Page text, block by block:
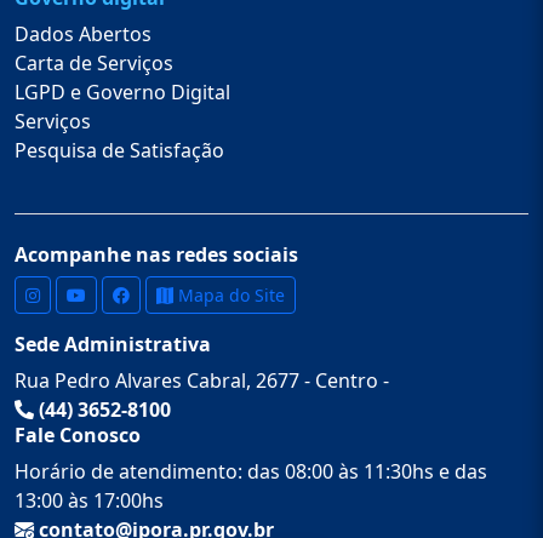
Dados Abertos
Carta de Serviços
LGPD e Governo Digital
Serviços
Pesquisa de Satisfação
Acompanhe nas redes sociais
Mapa do Site
Sede Administrativa
Rua Pedro Alvares Cabral, 2677 - Centro -
(44) 3652-8100
Fale Conosco
Horário de atendimento: das 08:00 às 11:30hs e das
13:00 às 17:00hs
contato@ipora.pr.gov.br